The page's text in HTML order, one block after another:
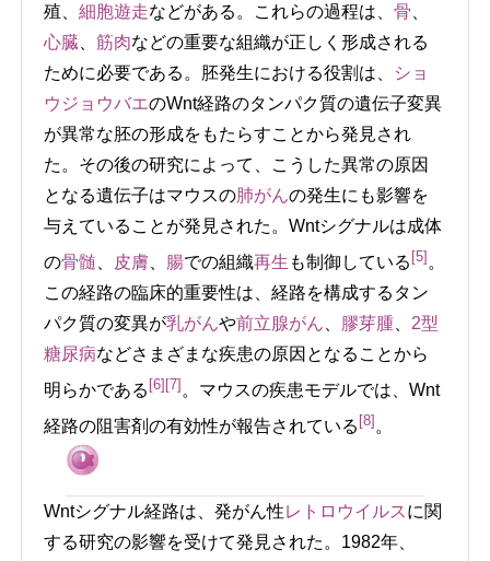
殖、細胞遊走などがある。これらの過程は、骨
心臓 、筋肉などの重要な組織が正しく形成される
ために必要である。胚発生における役割は、
ショ
ウジョウバエのWnt経路のタンパク質の遺伝子変異
が異常な胚の形成をもたらすことから発見され
た。その後の研究によって、こうした異常の原因
となる遺伝子はマウスの肺がんの発生にも影響を
与えていることが発見された。Wntシグナルは成体
の骨髄 皮膚 腸での組織再生 も制御している [5] 。
この経路の臨床的重要性は、経路を構成するタン
パク質の変異が乳がんや前立腺がん 膠芽腫
2型
糖尿病などさまざまな疾患の原因となることから
明らかである [6] [7] 。マウスの疾患モデルでは、Wnt
経路の阻害剤の有効性が報告されている [8] 。
Wntシグナル経路は、発がん性レトロウイルス に関
する研究の影響を受けて発見された。1982年、